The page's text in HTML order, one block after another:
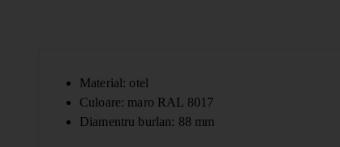
Material: otel
Culoare: maro RAL 8017
Diamentru burlan: 88 mm